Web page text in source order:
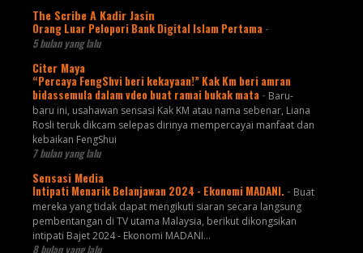
The Scribe A Kadir Jasin
Orang Luar Pelopori Bank Digital Islam Pertama -
5 bulan yang lalu
Citer Maya
“Percaya FengShvi beri kekayaan!” Kak Km beri amran
bidassemula dalam vdeo buat ramai bukak mata - Baru-
baru ini, usahawan sensasi Kak KM atau nama sebenar, Liana
Rosli teruk dikcam selepas dirinya mempercayai manfaat dan
kebaikan FengShui
7 bulan yang lalu
Sensasi Media
Intipati Menarik Belanjawan 2024 - Ekonomi MADANI. - Buat
mereka yang tidak dapat mengikuti siaran secara langsung
pembentangan di TV utama Malaysia, berikut dikongsikan
intipati Bajet 2024 - Ekonomi MADANI...
8 bulan yang lalu